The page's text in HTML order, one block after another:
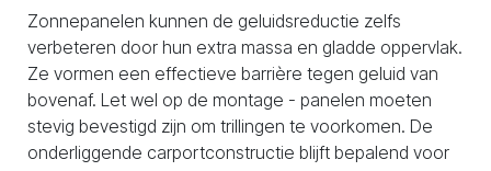
Zonnepanelen kunnen de geluidsreductie zelfs
verbeteren door hun extra massa en gladde oppervlak.
Ze vormen een effectieve barrière tegen geluid van
bovenaf. Let wel op de montage - panelen moeten
stevig bevestigd zijn om trillingen te voorkomen. De
onderliggende carportconstructie blijft bepalend voor